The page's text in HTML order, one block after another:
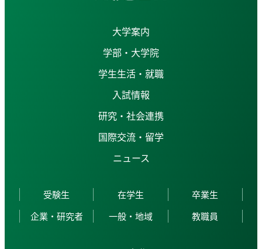
大学案内
学部・大学院
学生生活・就職
入試情報
研究・社会連携
国際交流・留学
ニュース
受験生 在学生
卒業生
企業・研究者
一般・地域 教職員